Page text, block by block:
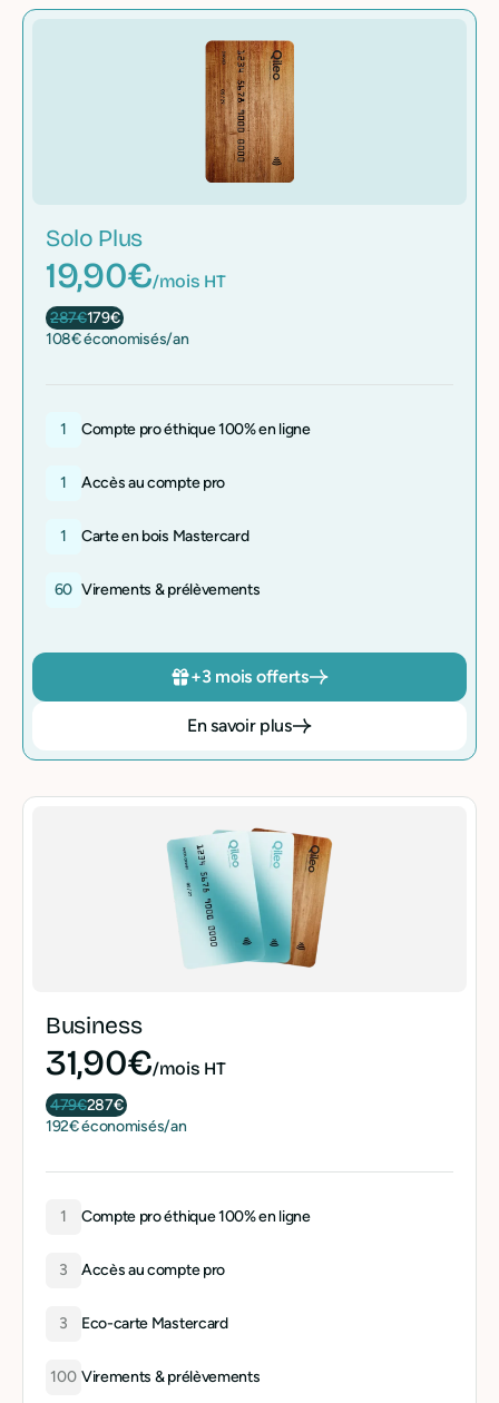
Solo Plus
19,90€/mois HT
287€179€
108€ économisés/an
1 Compte pro éthique 100% en ligne
1 Accès au compte pro
1 Carte en bois Mastercard
60 Virements & prélèvements
+3 mois offerts
En savoir plus
Business
31,90€/mois HT
479€287€
192€ économisés/an
1 Compte pro éthique 100% en ligne
3 Accès au compte pro
3 Eco-carte Mastercard
100 Virements & prélèvements